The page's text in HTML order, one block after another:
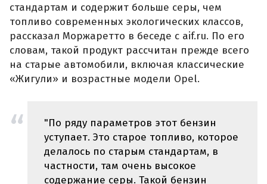
стандартам и содержит больше серы, чем
топливо современных экологических классов,
рассказал Моржаретто в беседе с aif.ru. По его
словам, такой продукт рассчитан прежде всего
на старые автомобили, включая классические
«Жигули» и возрастные модели Opel.
"По ряду параметров этот бензин
уступает. Это старое топливо, которое
делалось по старым стандартам, в
частности, там очень высокое
содержание серы. Такой бензин